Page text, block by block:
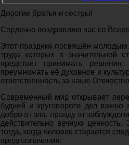
Дорогие братья и сестры!
Сердечно поздравляю вас со
Этот праздник посвящён молодым
труда которых в значительной
предстоит принимать
преумножать её духовное и
ответственность за наше
Современный мир открывает
будней и круговороте дел важно
добро от зла, правду от
действительно вечную
тогда, когда человек старается
предназначении.